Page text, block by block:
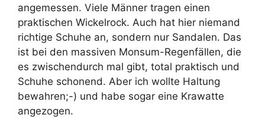
angemessen. Viele Männer tragen einen
praktischen Wickelrock. Auch hat hier niemand
richtige Schuhe an, sondern nur Sandalen. Das
ist bei den massiven Monsum-Regenfällen, die
es zwischendurch mal gibt, total praktisch und
Schuhe schonend. Aber ich wollte Haltung
bewahren;-) und habe sogar eine Krawatte
angezogen.